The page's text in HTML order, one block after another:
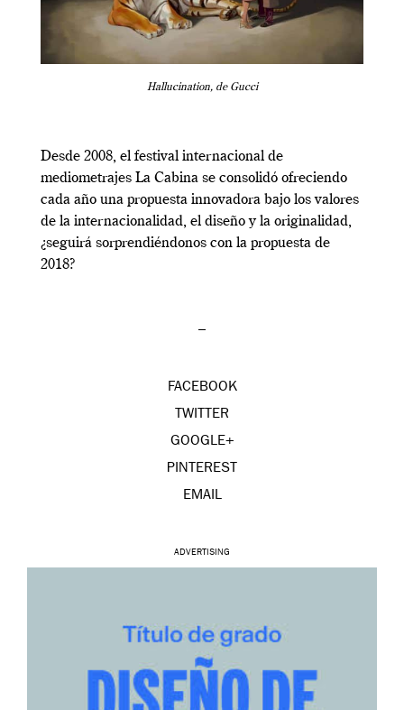
Hallucination, de Gucci
Desde 2008, el festival internacional de
mediometrajes La Cabina se consolidó ofreciendo
cada año una propuesta innovadora bajo los valores
de la internacionalidad, el diseño y la originalidad,
¿seguirá sorprendiéndonos con la propuesta de
2018?
–
FACEBOOK
TWITTER
GOOGLE+
PINTEREST
EMAIL
ADVERTISING